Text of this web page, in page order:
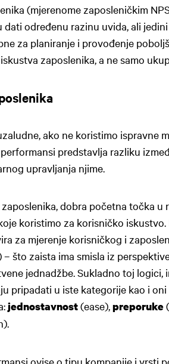
(mjerenome zaposleničkim
dati određenu razinu uvida, ali
za planiranje i provođenje
zaposlenika, a ne samo
ako ne koristimo ispravne
predstavlja razliku
upravljanja njime.
dobra početna točka u
koristimo za korisničko
za mjerenje korisničkog i
– što zaista ima smisla iz
jednadžbe. Sukladno toj logici,
pripadati u iste kategorije kao i
jednostavnost(ease),preporuke